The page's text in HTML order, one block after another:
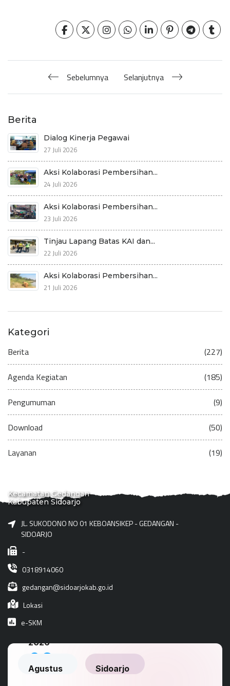
Sebelumnya Selanjutnya
Berita
Dialog Kinerja Pegawai
27 Juli 2026
Aksi Kolaborasi Pembersihan...
24 Juli 2026
Aksi Kolaborasi Pembersihan...
23 Juli 2026
Tinjau Lapang Batas KAI dan...
22 Juli 2026
Aksi Kolaborasi Pembersihan...
21 Juli 2026
Kategori
Berita (227)
Agenda Kegiatan (185)
Pengumuman (9)
Download (50)
Layanan (19)
Kecamatan Gedangan
Kabupaten Sidoarjo
JL. SUKODONO NO 01 KEBOANSIKEP - GEDANGAN -
SIDOARJO
-
0318914060
gedangan@sidoarjokab.go.id
Lokasi
e-SKM